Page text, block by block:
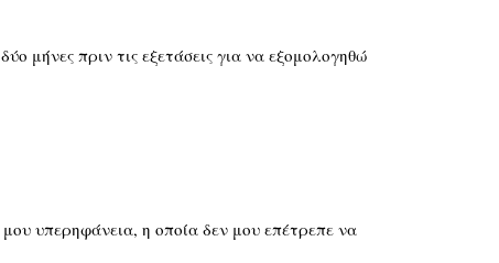
μήνες πριν τις εξετάσεις για να εξομολογηθώ
υπερηφάνεια, η οποία δεν μου επέτρεπε να